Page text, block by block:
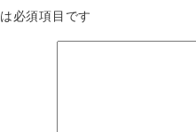
は必須項目です